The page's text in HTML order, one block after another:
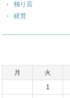
独り言
経営
月 火
1